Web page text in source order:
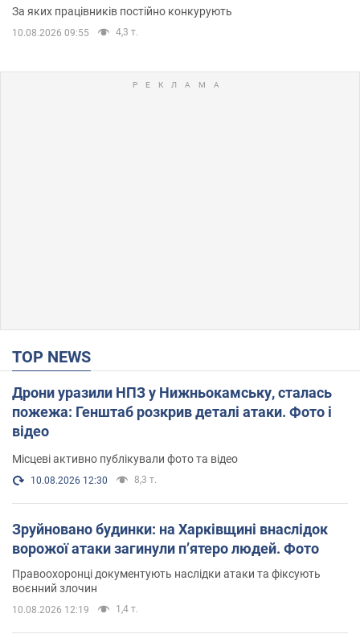
За яких працівників постійно конкурують
10.08.2026 09:55 4,3 т.
TOP NEWS
Дрони уразили НПЗ у Нижньокамську, сталась
пожежа: Генштаб розкрив деталі атаки. Фото і
відео
Місцеві активно публікували фото та відео
10.08.2026 12:30 8,3 т.
Зруйновано будинки: на Харківщині внаслідок
ворожої атаки загинули п’ятеро людей. Фото
Правоохоронці документують наслідки атаки та фіксують
воєнний злочин
10.08.2026 12:19 1,4 т.